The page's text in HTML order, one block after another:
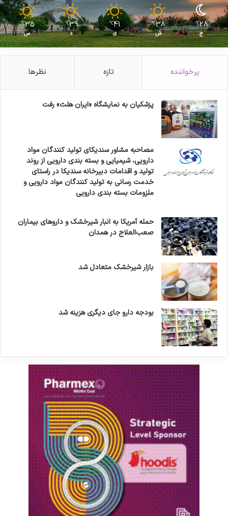
28
℃
ج
38
℃
ش
41
℃
ی
39
℃
د
35
℃
س
پرخواننده تازه نظرها
پزشکیان به نمایشگاه «ایران هلث» رفت
مصاحبه مشاور سندیکای تولید کنندگان مواد
دارویی، شیمیایی و بسته بندی دارویی از روند
تولید و اقدامات دبیرخانه سندیکا در راستای
خدمت رسانی به تولید کنندگان مواد دارویی و
ملزومات بسته بندی دارویی
حمله آمریکا به انبار شیرخشک و داروهای بیماران
صعب‌العلاج در همدان
بازار شیرخشک متعادل شد
بودجه دارو جای دیگری هزینه شد